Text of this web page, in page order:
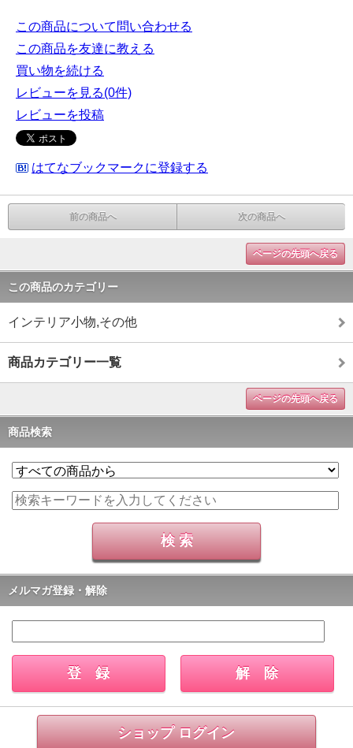
この商品について問い合わせる
この商品を友達に教える
買い物を続ける
レビューを見る(0件)
レビューを投稿
はてなブックマークに登録する
前の商品へ 次の商品へ
ページの先頭へ戻る
この商品のカテゴリー
インテリア小物,その他
商品カテゴリー一覧
ページの先頭へ戻る
商品検索
メルマガ登録・解除
ショップ ログイン